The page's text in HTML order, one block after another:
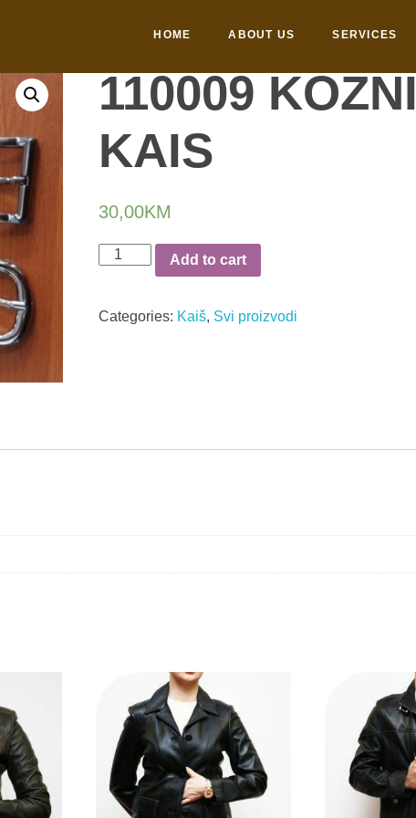
HOME ABOUT US SERVICES
110009 KOZNI
KAIS
30,00KM
Add to cart
Categories: Kaiš, Svi proizvodi